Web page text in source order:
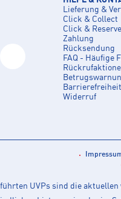
Lieferung &
Click & Collect
Click & Reserve
Zahlung
Rücksendung
FAQ - Häufige
Widerruf
UVPs sind die